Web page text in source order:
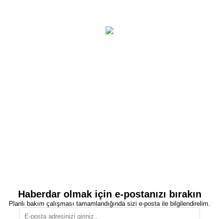
Haberdar olmak için e-postanızı bırakın
Planlı bakım çalışması tamamlandığında sizi e-posta ile bilgilendirelim.